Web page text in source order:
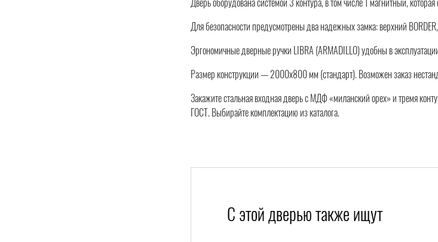
Для безопасности предусмотрены два надежных замка: верхний
Эргономичные дверные ручки LIBRA (ARMADILLO) удобны в
Размер конструкции — 2000x800 мм (стандарт). Возможен заказ
Закажите стальная входная дверь с МДФ «миланский орех» и тремя
ГОСТ. Выбирайте комплектацию из каталога.
С этой дверью также ищут